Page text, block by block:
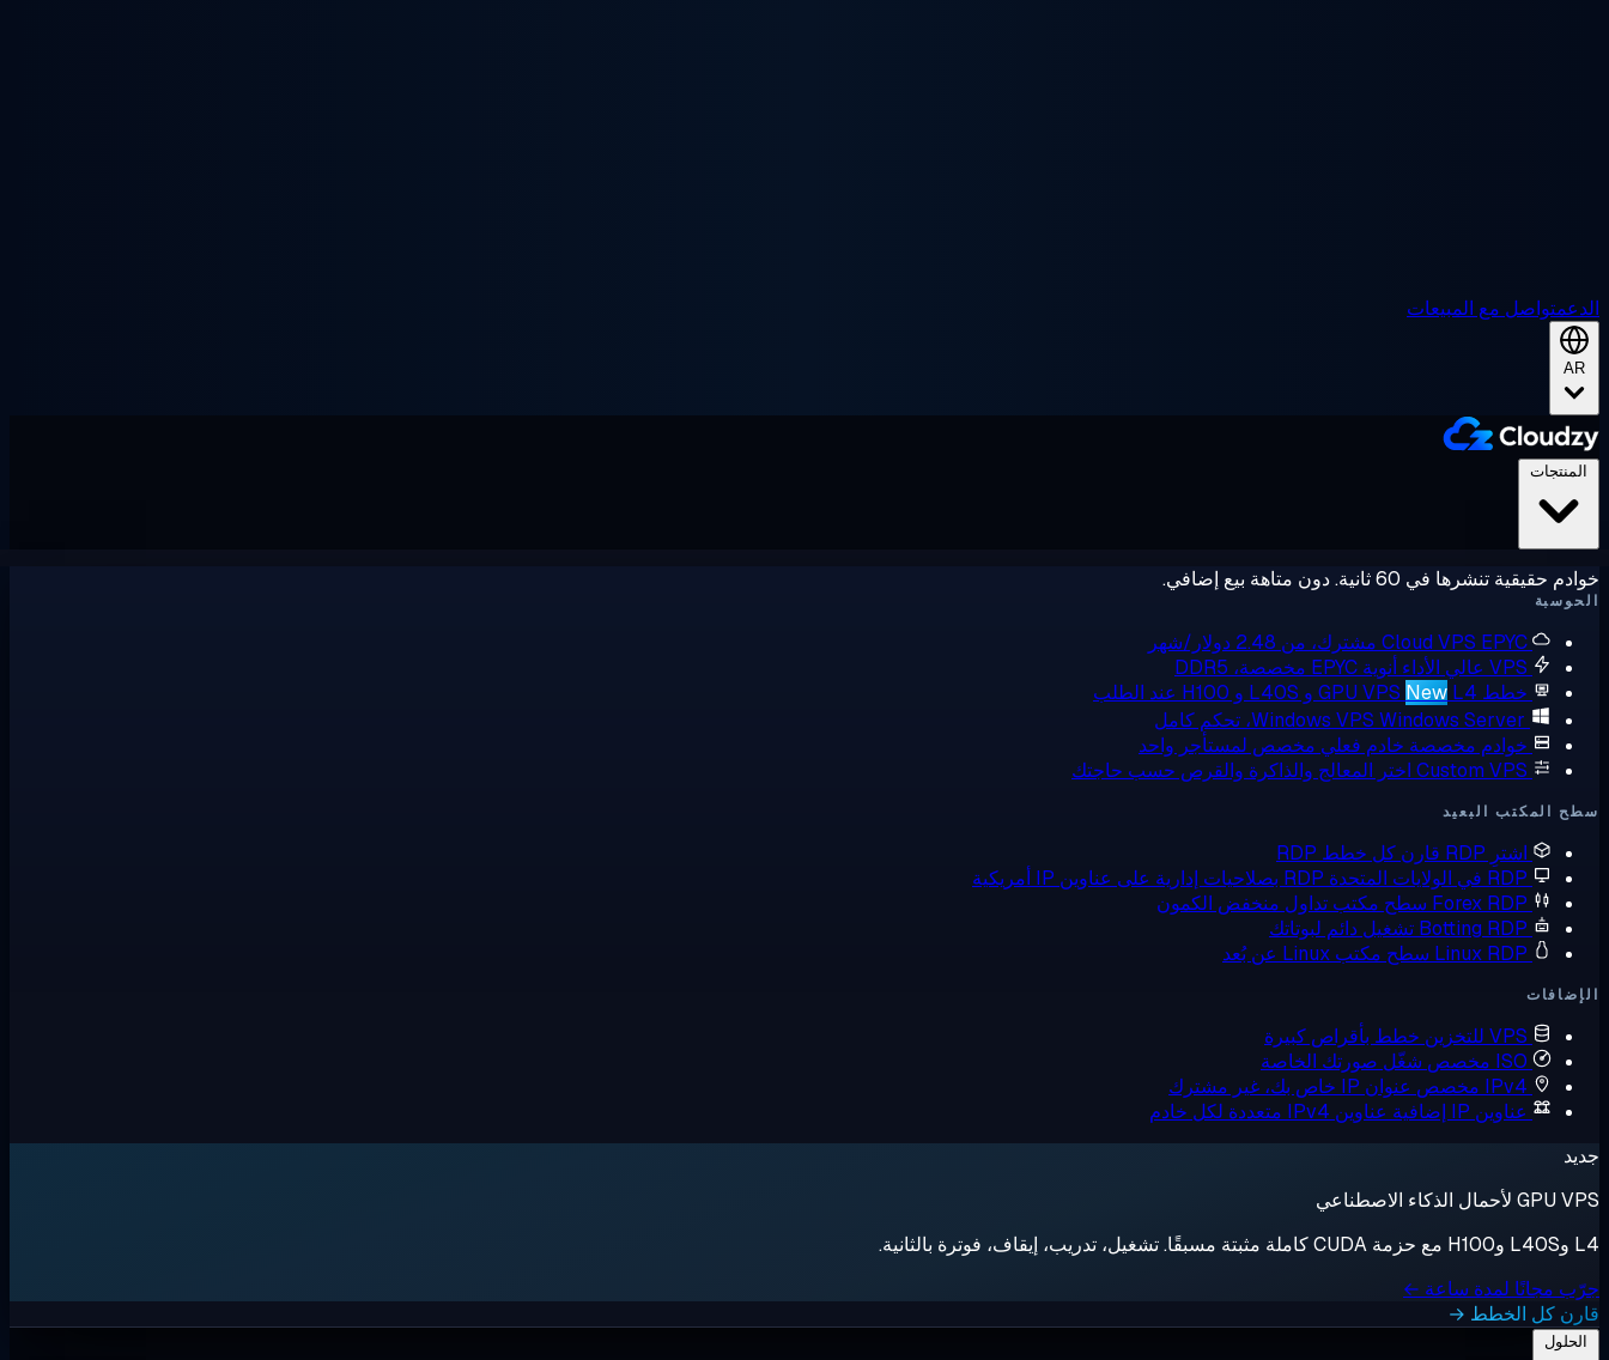
الدعمتواصل مع المبيعات
AR
المنتجات
خوادم حقيقية تنشرها في 60 ثانية. دون متاهة بيع إضافي.
الحوسبة
Cloud VPS EPYC مشترك، من 2.48 دولار/شهر
VPS عالي الأداء
أنوية EPYC مخصصة، DDR5
خطط GPU VPS
New L4 و L40S و H100 عند الطلب
Windows VPS Windows Server، تحكم كامل
خوادم مخصصة خادم فعلي مخصص لمستأجر واحد
Custom VPS اختر المعالج والذاكرة والقرص حسب حاجتك
سطح المكتب البعيد
اشترِ RDP
قارن كل خطط RDP
RDP في الولايات المتحدة
RDP بصلاحيات إدارية على عناوين IP أمريكية
Forex RDP سطح مكتب تداول منخفض الكمون
Botting RDP تشغيل دائم لبوتاتك
Linux RDP سطح مكتب Linux عن بُعد
الإضافات
VPS للتخزين
خطط بأقراص كبيرة
ISO مخصص
شغّل صورتك الخاصة
IPv4 مخصص
عنوان IP خاص بك، غير مشترك
عناوين IP إضافية
عناوين IPv4 متعددة لكل خادم
جديد
GPU VPS لأحمال الذكاء الاصطناعي
L4 وL40S وH100 مع حزمة CUDA كاملة مثبتة مسبقًا. تشغيل، تدريب، إيقاف، فوترة بالثانية.
جرّب مجانًا لمدة ساعة ←
قارن كل الخطط →
الحلول